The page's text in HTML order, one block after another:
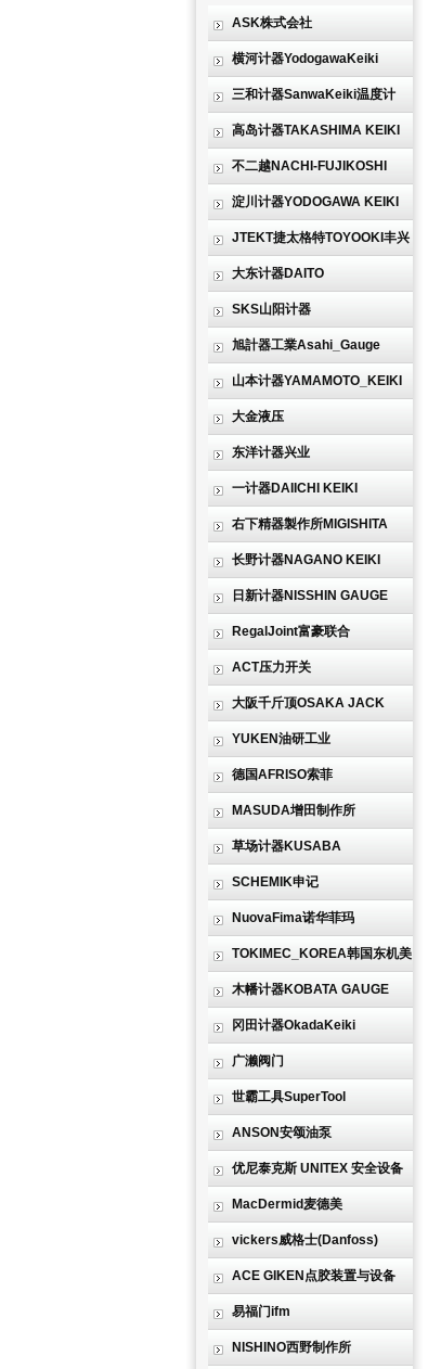
ASK株式会社
横河计器YodogawaKeiki
三和计器SanwaKeiki温度计
高岛计器TAKASHIMA KEIKI
不二越NACHI-FUJIKOSHI
淀川计器YODOGAWA KEIKI
JTEKT捷太格特TOYOOKI丰兴
大东计器DAITO
SKS山阳计器
旭計器工業Asahi_Gauge
山本计器YAMAMOTO_KEIKI
大金液压
东洋计器兴业
一计器DAIICHI KEIKI
右下精器製作所MIGISHITA
长野计器NAGANO KEIKI
日新计器NISSHIN GAUGE
RegalJoint富豪联合
ACT压力开关
大阪千斤顶OSAKA JACK
YUKEN油研工业
德国AFRISO索菲
MASUDA增田制作所
草场计器KUSABA
SCHEMIK申记
NuovaFima诺华菲玛
TOKIMEC_KOREA韩国东机美
木幡计器KOBATA GAUGE
冈田计器OkadaKeiki
广濑阀门
世霸工具SuperTool
ANSON安颂油泵
优尼泰克斯 UNITEX 安全设备
MacDermid麦德美
vickers威格士(Danfoss)
ACE GIKEN点胶装置与设备
易福门ifm
NISHINO西野制作所